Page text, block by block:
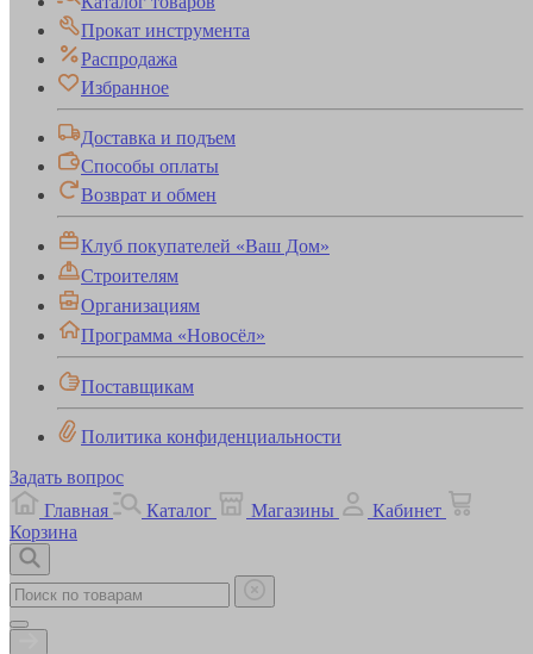
Прокат инструмента
Распродажа
Избранное
Доставка и подъем
Способы оплаты
Возврат и обмен
Клуб покупателей «Ваш Дом»
Строителям
Организациям
Программа «Новосёл»
Поставщикам
Политика конфиденциальности
Задать вопрос
Главная
Каталог Магазины
Кабинет
Корзина